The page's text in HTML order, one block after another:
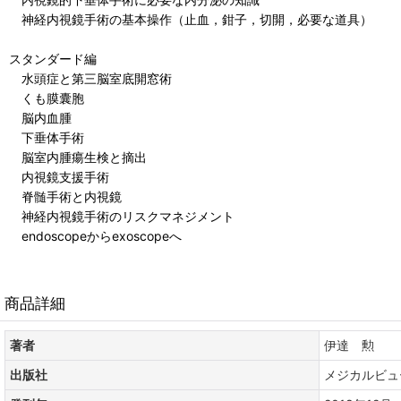
神経内視鏡手術の基本操作（止血，鉗子，切開，必要な道具）
スタンダード編
水頭症と第三脳室底開窓術
くも膜囊胞
脳内血腫
下垂体手術
脳室内腫瘍生検と摘出
内視鏡支援手術
脊髄手術と内視鏡
神経内視鏡手術のリスクマネジメント
endoscopeからexoscopeへ
商品詳細
著者
伊達 勲
出版社
メジカルビ